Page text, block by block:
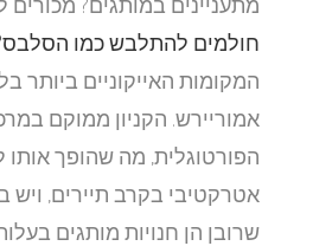
חולמים להתלבש כמו הסלבס?
המקומות האייקוניים ביותר
אמוריירש. הקניון ממוקם במרכז
הפורטוגלית, מה שהופך אותו
שרובן הן חנויות מותגים בעלות